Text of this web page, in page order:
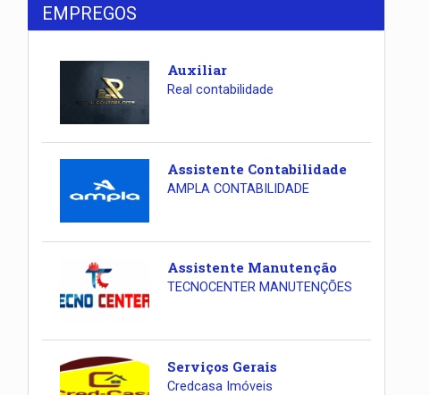
EMPREGOS
Auxiliar
Real contabilidade
Assistente Contabilidade
AMPLA CONTABILIDADE
Assistente Manutenção
TECNOCENTER MANUTENÇÕES
Serviços Gerais
Credcasa Imóveis